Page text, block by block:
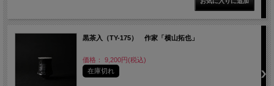
黒茶入（TY-175） 作家「横山拓也」
価格： 9,200円(税込)
在庫切れ